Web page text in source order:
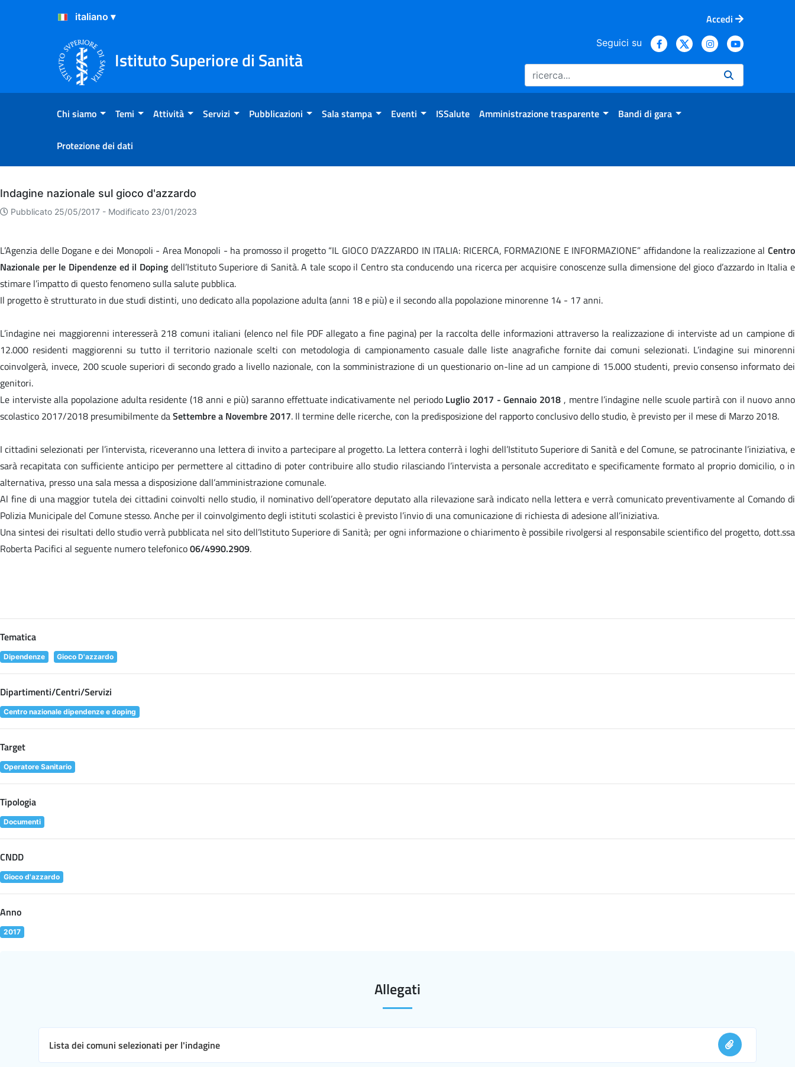
Salta al Contenuto
Salta al Footer
Accedi
Istituto Superiore di Sanità
Seguici su
Chi siamo Temi Attività Servizi Pubblicazioni Sala stampa Eventi ISSalute Amministrazione trasparente Bandi di gara
Protezione dei dati
Archivio
Indagine nazionale sul gioco d'azzardo
Pubblicato 25/05/2017 - Modificato 23/01/2023
L’Agenzia delle Dogane e dei Monopoli - Area Monopoli - ha promosso il progetto “IL GIOCO D’AZZARDO IN ITALIA: RICERCA, FORMAZIONE E INFORMAZIONE” affidandone la realizzazione al Centro
Nazionale per le Dipendenze ed il Doping dell’Istituto Superiore di Sanità. A tale scopo il Centro sta conducendo una ricerca per acquisire conoscenze sulla dimensione del gioco d’azzardo in Italia e
stimare l’impatto di questo fenomeno sulla salute pubblica.
Il progetto è strutturato in due studi distinti, uno dedicato alla popolazione adulta (anni 18 e più) e il secondo alla popolazione minorenne 14 - 17 anni.
L’indagine nei maggiorenni interesserà 218 comuni italiani (elenco nel file PDF allegato a fine pagina) per la raccolta delle informazioni attraverso la realizzazione di interviste ad un campione di
12.000 residenti maggiorenni su tutto il territorio nazionale scelti con metodologia di campionamento casuale dalle liste anagrafiche fornite dai comuni selezionati. L’indagine sui minorenni
coinvolgerà, invece, 200 scuole superiori di secondo grado a livello nazionale, con la somministrazione di un questionario on-line ad un campione di 15.000 studenti, previo consenso informato dei
genitori.
Le interviste alla popolazione adulta residente (18 anni e più) saranno effettuate indicativamente nel periodo Luglio 2017 - Gennaio 2018 , mentre l’indagine nelle scuole partirà con il nuovo anno
scolastico 2017/2018 presumibilmente daSettembre a Novembre 2017. Il termine delle ricerche, con la predisposizione del rapporto conclusivo dello studio, è previsto per il mese di Marzo 2018.
I cittadini selezionati per l’intervista, riceveranno una lettera di invito a partecipare al progetto. La lettera conterrà i loghi dell’Istituto Superiore di Sanità e del Comune, se patrocinante l’iniziativa, e
sarà recapitata con sufficiente anticipo per permettere al cittadino di poter contribuire allo studio rilasciando l’intervista a personale accreditato e specificamente formato al proprio domicilio, o in
alternativa, presso una sala messa a disposizione dall’amministrazione comunale.
Al fine di una maggior tutela dei cittadini coinvolti nello studio, il nominativo dell’operatore deputato alla rilevazione sarà indicato nella lettera e verrà comunicato preventivamente al Comando di
Polizia Municipale del Comune stesso. Anche per il coinvolgimento degli istituti scolastici è previsto l’invio di una comunicazione di richiesta di adesione all’iniziativa.
Una sintesi dei risultati dello studio verrà pubblicata nel sito dell’Istituto Superiore di Sanità; per ogni informazione o chiarimento è possibile rivolgersi al responsabile scientifico del progetto, dott.ssa
Roberta Pacifici al seguente numero telefonico06/4990.2909.
Tematica
Dipendenze Gioco D'azzardo
Dipartimenti/Centri/Servizi
Centro nazionale dipendenze e doping
Target
Operatore Sanitario
Tipologia
Documenti
CNDD
Gioco d'azzardo
Anno
2017
Allegati
Lista dei comuni selezionati per l'indagine